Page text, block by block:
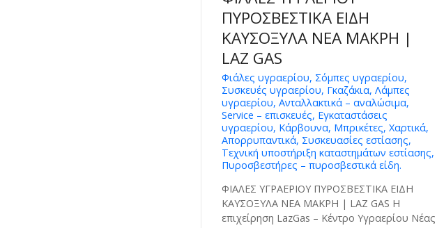
ΠΥΡΟΣΒΕΣΤΙΚΑ ΕΙΔΗ
ΚΑΥΣΟΞΥΛΑ ΝΕΑ ΜΑΚΡΗ |
LAZ GAS
Φιάλες υγραερίου, Σόμπες υγραερίου,
Συσκευές υγραερίου, Γκαζάκια, Λάμπες
υγραερίου, Ανταλλακτικά – αναλώσιμα,
Service – επισκευές, Εγκαταστάσεις
υγραερίου, Κάρβουνα, Μπρικέτες, Χαρτικά,
Απορρυπαντικά, Συσκευασίες εστίασης,
Τεχνική υποστήριξη καταστημάτων εστίασης,
Πυροσβεστήρες – πυροσβεστικά είδη.
ΦΙΑΛΕΣ ΥΓΡΑΕΡΙΟΥ ΠΥΡΟΣΒΕΣΤΙΚΑ ΕΙΔΗ
ΚΑΥΣΟΞΥΛΑ ΝΕΑ ΜΑΚΡΗ | LAZ GAS Η
επιχείρηση LazGas – Κέντρο Υγραερίου Νέας